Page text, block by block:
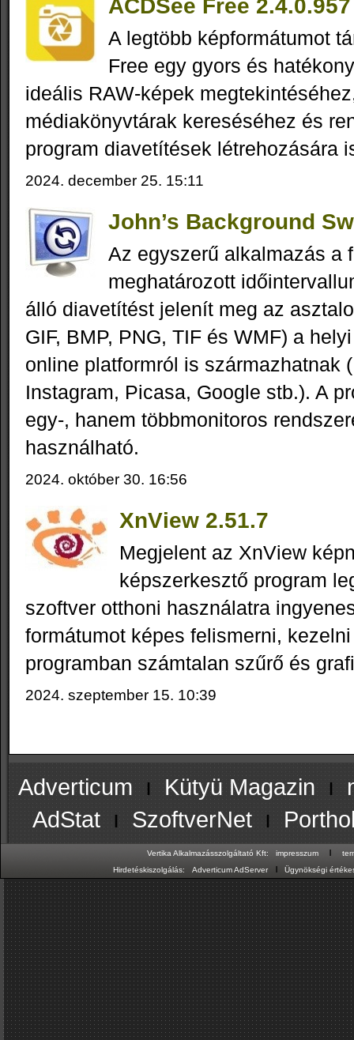
ACDSee Free 2.4.0.957
A legtöbb képformátumot
Free egy gyors és
ideális RAW-képek
médiakönyvtárak kereséséhez és
program diavetítések létrehozására
2024. december 25. 15:11
John’s Background
Az egyszerű alkalmazás a
meghatározott
álló diavetítést jelenít meg az
GIF, BMP, PNG, TIF és WMF) a
online platformról is származhatnak
Instagram, Picasa, Google stb.). A
egy-, hanem többmonitoros
használható.
2024. október 30. 16:56
XnView 2.51.7
Megjelent az XnView
képszerkesztő program
szoftver otthoni használatra
formátumot képes felismerni,
programban számtalan szűrő és
2024. szeptember 15. 10:39
Adverticum ı Kütyü Magazinı
AdStat ıSzoftverNetı
Vertika Alkalmazásszolgáltató Kft: impresszum ı
Hirdetéskiszolgálás:
Adverticum AdServer ıÜgynökségi